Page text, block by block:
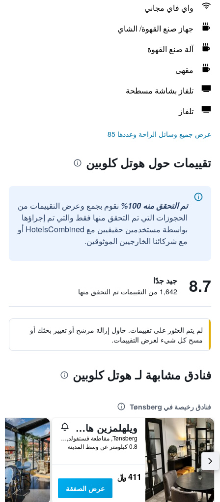
واي فاي مجاني
جهاز صنع القهوة/ الشاي
آلة صنع القهوة
مقهى
تلفاز بشاشة مسطحة
تلفاز
عرض جميع وسائل الراحة وعددها 85
تقييمات حول هوتل كلوبين
تم التحقق منه 100%
نقوم بجمع وعرض التقييمات من
الحجوزات التي تم التحقق منها فقط والتي تم إجراؤها
بواسطة مستخدمين حقيقيين مع HotelsCombined أو
مع شركائنا الخارجيين الموثوقين.
8.7 جيد جدًا
1,642 من التقييمات تم التحقق منها
لم يتم العثور على تقييمات. حاول إزالة مرشح أو تغيير بحثك أو
مسح كل شيء لعرض التقييمات.
فنادق مشابهة لـ هوتل كلوبين
فنادق رخيصة في Tønsberg
ويلهلمزين هاوس أبارتمنتس
Tønsberg, مقاطعة فستفولد, النرويج
0.8 كيلومتر عن وسط المدينة
411 ﷼
عرض الصفقة